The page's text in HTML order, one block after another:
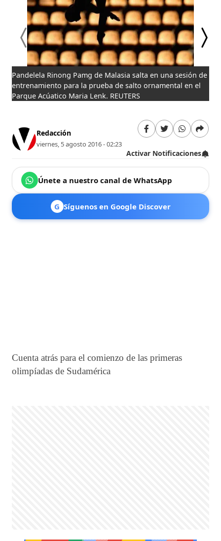
Pandelela Rinong Pamg de Malasia salta en una sesión de
entrenamiento para la prueba de salto ornamental en el
Parque Acúatico Maria Lenk. REUTERS
Redacción
viernes, 5 agosto 2016 - 02:23
Activar Notificaciones
Únete a nuestro canal de WhatsApp
G Síguenos en Google Discover
Cuenta atrás para el comienzo de las primeras
olimpíadas de Sudamérica